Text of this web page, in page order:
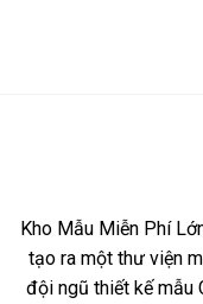
Kho Mẫu Miễn Phí
tạo ra một thư viện
đội ngũ thiết kế mẫu